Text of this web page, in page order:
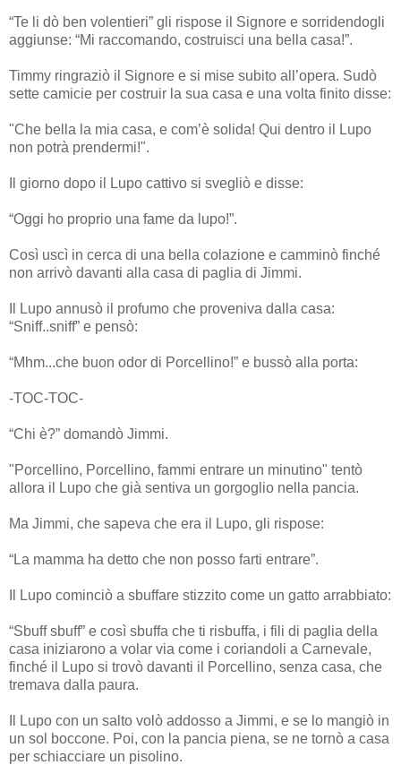
“Te li dò ben volentieri” gli rispose il Signore e sorridendogli
aggiunse: “Mi raccomando, costruisci una bella casa!”.
Timmy ringraziò il Signore e si mise subito all’opera. Sudò
sette camicie per costruir la sua casa e una volta finito disse:
"Che bella la mia casa, e com’è solida! Qui dentro il Lupo
non potrà prendermi!".
Il giorno dopo il Lupo cattivo si svegliò e disse:
“Oggi ho proprio una fame da lupo!”.
Così uscì in cerca di una bella colazione e camminò finché
non arrivò davanti alla casa di paglia di Jimmi.
Il Lupo annusò il profumo che proveniva dalla casa:
“Sniff..sniff” e pensò:
“Mhm...che buon odor di Porcellino!” e bussò alla porta:
-TOC-TOC-
“Chi è?” domandò Jimmi.
"Porcellino, Porcellino, fammi entrare un minutino" tentò
allora il Lupo che già sentiva un gorgoglio nella pancia.
Ma Jimmi, che sapeva che era il Lupo, gli rispose:
“La mamma ha detto che non posso farti entrare”.
Il Lupo cominciò a sbuffare stizzito come un gatto arrabbiato:
“Sbuff sbuff” e così sbuffa che ti risbuffa, i fili di paglia della
casa iniziarono a volar via come i coriandoli a Carnevale,
finché il Lupo si trovò davanti il Porcellino, senza casa, che
tremava dalla paura.
Il Lupo con un salto volò addosso a Jimmi, e se lo mangiò in
un sol boccone. Poi, con la pancia piena, se ne tornò a casa
per schiacciare un pisolino.